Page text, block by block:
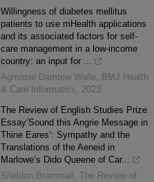
Willingness of diabetes mellitus
patients to use mHealth applications
and its associated factors for self-
care management in a low-income
country: an input for ...
Agmasie Damtew Walle, BMJ Health
& Care Informatics, 2023
The Review of English Studies Prize
Essay‘Sound this Angrie Message in
Thine Eares’: Sympathy and the
Translations of the Aeneid in
Marlowe’s Dido Queene of Car...
Sheldon Brammall , The Review of